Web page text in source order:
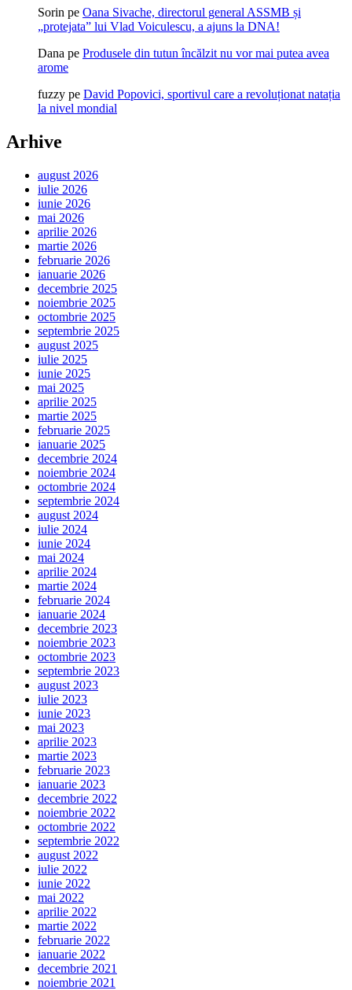
Sorin pe Oana Sivache, directorul general ASSMB și
„protejata” lui Vlad Voiculescu, a ajuns la DNA!
Dana pe Produsele din tutun încălzit nu vor mai putea avea
arome
fuzzy pe David Popovici, sportivul care a revoluționat natația
la nivel mondial
Arhive
august 2026
iulie 2026
iunie 2026
mai 2026
aprilie 2026
martie 2026
februarie 2026
ianuarie 2026
decembrie 2025
noiembrie 2025
octombrie 2025
septembrie 2025
august 2025
iulie 2025
iunie 2025
mai 2025
aprilie 2025
martie 2025
februarie 2025
ianuarie 2025
decembrie 2024
noiembrie 2024
octombrie 2024
septembrie 2024
august 2024
iulie 2024
iunie 2024
mai 2024
aprilie 2024
martie 2024
februarie 2024
ianuarie 2024
decembrie 2023
noiembrie 2023
octombrie 2023
septembrie 2023
august 2023
iulie 2023
iunie 2023
mai 2023
aprilie 2023
martie 2023
februarie 2023
ianuarie 2023
decembrie 2022
noiembrie 2022
octombrie 2022
septembrie 2022
august 2022
iulie 2022
iunie 2022
mai 2022
aprilie 2022
martie 2022
februarie 2022
ianuarie 2022
decembrie 2021
noiembrie 2021